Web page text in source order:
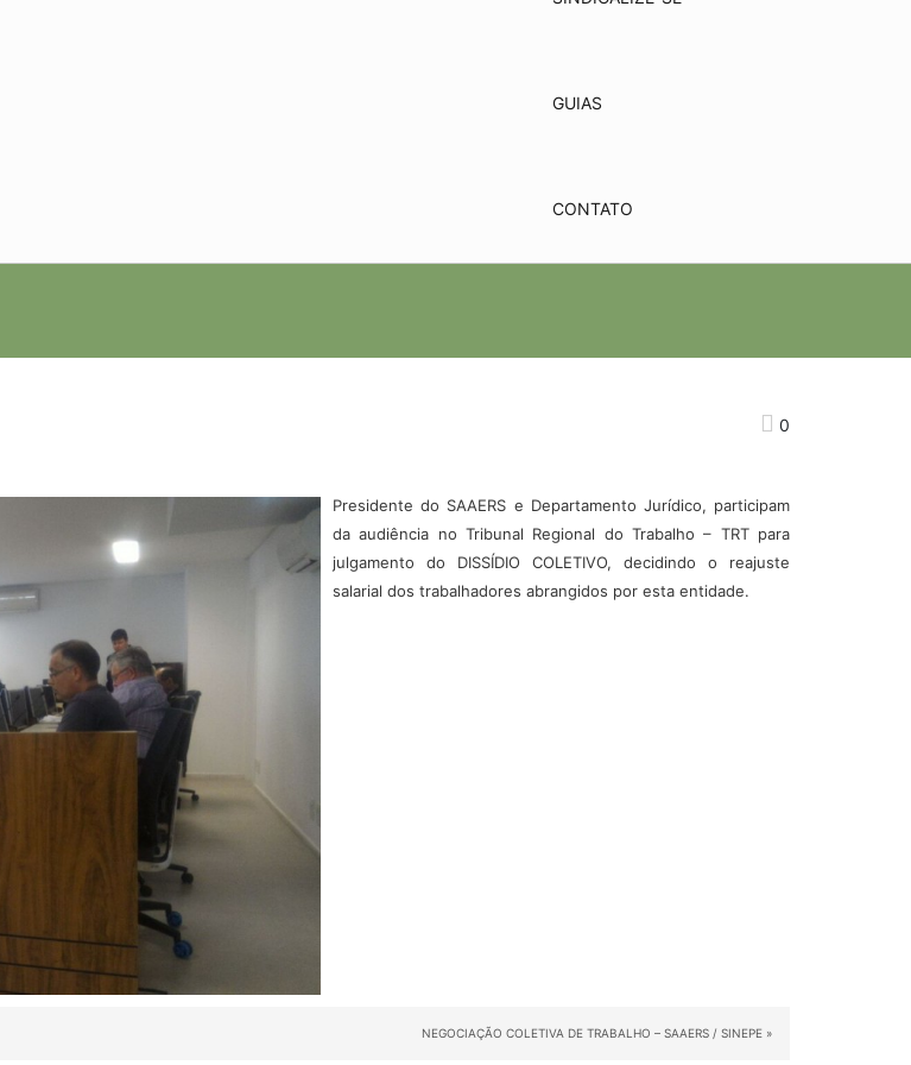
GUIAS
CONTATO
0
Presidente do SAAERS e Departamento Jurídico, participam
da audiência no Tribunal Regional do Trabalho – TRT para
julgamento do DISSÍDIO COLETIVO, decidindo o reajuste
salarial dos trabalhadores abrangidos por esta entidade.
NEGOCIAÇÃO COLETIVA DE TRABALHO – SAAERS / SINEPE »